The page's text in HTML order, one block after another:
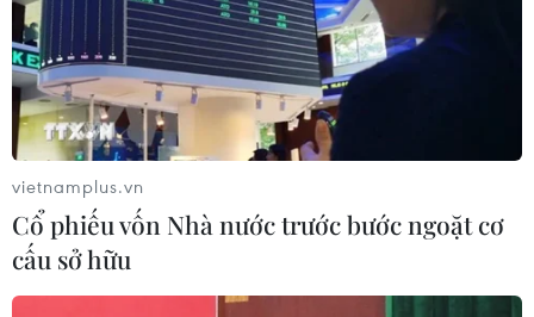
vietnamplus.vn
Cổ phiếu vốn Nhà nước trước bước ngoặt cơ
cấu sở hữu